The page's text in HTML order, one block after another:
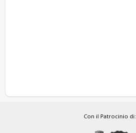
Con il Patrocinio di: